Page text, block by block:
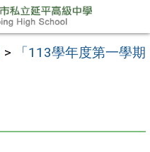
>
「113學年度第一學期